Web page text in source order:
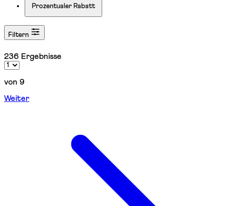
Prozentualer Rabatt
Filtern
236 Ergebnisse
von 9
Weiter